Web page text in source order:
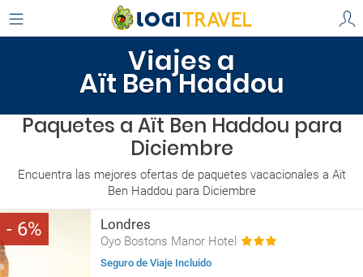
Viajes a
Aït Ben Haddou
Paquetes a Aït Ben Haddou para
Diciembre
Encuentra las mejores ofertas de paquetes vacacionales a Aït
Ben Haddou para Diciembre
6 Londres
Oyo Bostons Manor Hotel
Seguro de Viaje Incluido